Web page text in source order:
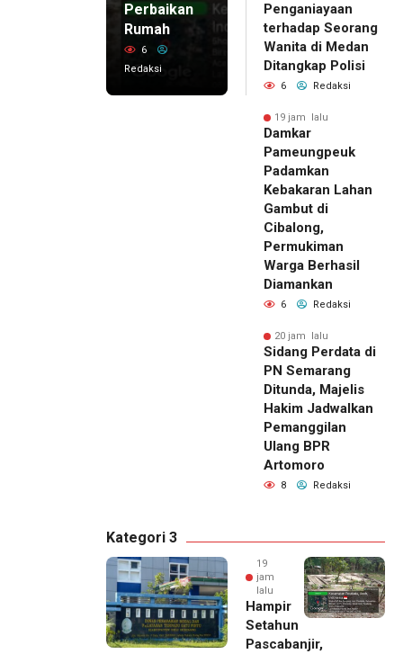
Perbaikan
Rumah
6
Redaksi
Penganiayaan
terhadap Seorang
Wanita di Medan
Ditangkap Polisi
6 Redaksi
19 jam lalu
Damkar
Pameungpeuk
Padamkan
Kebakaran Lahan
Gambut di
Cibalong,
Permukiman
Warga Berhasil
Diamankan
6 Redaksi
20 jam lalu
Sidang Perdata di
PN Semarang
Ditunda, Majelis
Hakim Jadwalkan
Pemanggilan
Ulang BPR
Artomoro
8 Redaksi
Kategori 3
19
jam
lalu
Hampir
Setahun
Pascabanjir,